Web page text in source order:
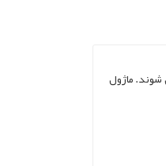
شوند. ماژول